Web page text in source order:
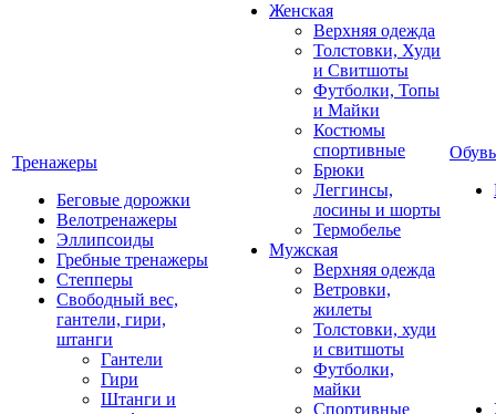
Тренажеры
Беговые дорожки
Велотренажеры
Эллипсоиды
Гребные тренажеры
Степперы
Свободный вес,
гантели, гири,
штанги
Гантели
Гири
Штанги и
Женская
Верхняя одежда
Толстовки, Худи
и Свитшоты
Футболки, Топы
и Майки
Костюмы
спортивные
Брюки
Леггинсы,
лосины и шорты
Термобелье
Мужская
Верхняя одежда
Ветровки,
жилеты
Толстовки, худи
и свитшоты
Футболки,
майки
Спортивные
Обувь